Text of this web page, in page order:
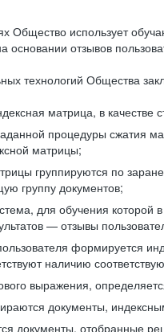
Общество использует
отзывов
технологий Общества
матрица, в качестве
процедуры сжатия
матрицы;
группируются по
группу документов;
для обучения которой в
— отзывы
формируется
наличию
выражения,
документы,
документы, отобранные